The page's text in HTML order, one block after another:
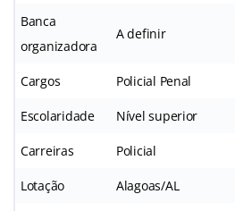
Banca
organizadora
A definir
Cargos Policial Penal
Escolaridade Nível superior
Carreiras Policial
Lotação Alagoas/AL